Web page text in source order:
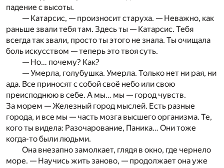
падение с высоты.
— Катарсис, — произносит старуха. — Неважно, как
раньше звали тебя там. Здесь ты — Катарсис. Тебя
всегда так звали, просто ты этого не знала. Ты очищала
боль искусством — теперь это твоя суть.
— Но… почему? Как?
— Умерла, голубушка. Умерла. Только нет ни рая, ни
ада. Все приносят с собой своё небо или свою
преисподнюю в себе. А мы… мы — город чувств.
За морем — Железный город мыслей. Есть разные
города, и все мы — часть мозга высшего организма. Те,
кого ты видела: Разочарование, Паника… Они тоже
когда-то были людьми.
Она внезапно замолкает, глядя в окно, где чернело
море. — Научись жить заново, — продолжает она уже